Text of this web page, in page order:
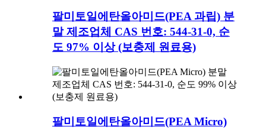
팔미토일에탄올아미드(PEA 과립) 분
말 제조업체 CAS 번호: 544-31-0, 순
도 97% 이상 (보충제 원료용)
팔미토일에탄올아미드(PEA Micro)